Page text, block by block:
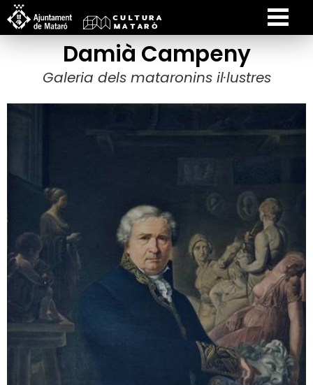
Damià Campeny
Galeria dels mataronins il·lustres